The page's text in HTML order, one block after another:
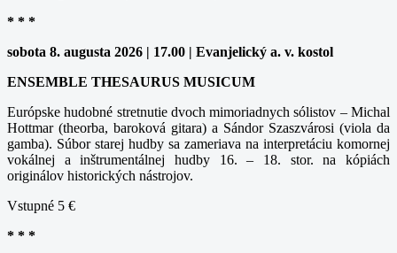
* * *
sobota 8. augusta 2026 | 17.00 | Evanjelický a. v. kostol
ENSEMBLE THESAURUS MUSICUM
Európske hudobné stretnutie dvoch mimoriadnych sólistov – Michal
Hottmar (theorba, baroková gitara) a Sándor Szaszvárosi (viola da
gamba). Súbor starej hudby sa zameriava na interpretáciu komornej
vokálnej a inštrumentálnej hudby 16. – 18. stor. na kópiách
originálov historických nástrojov.
Vstupné 5 €
* * *